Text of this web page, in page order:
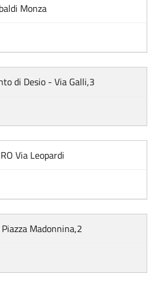
Monza
di Desio - Via Galli,3
Via Leopardi
Madonnina,2